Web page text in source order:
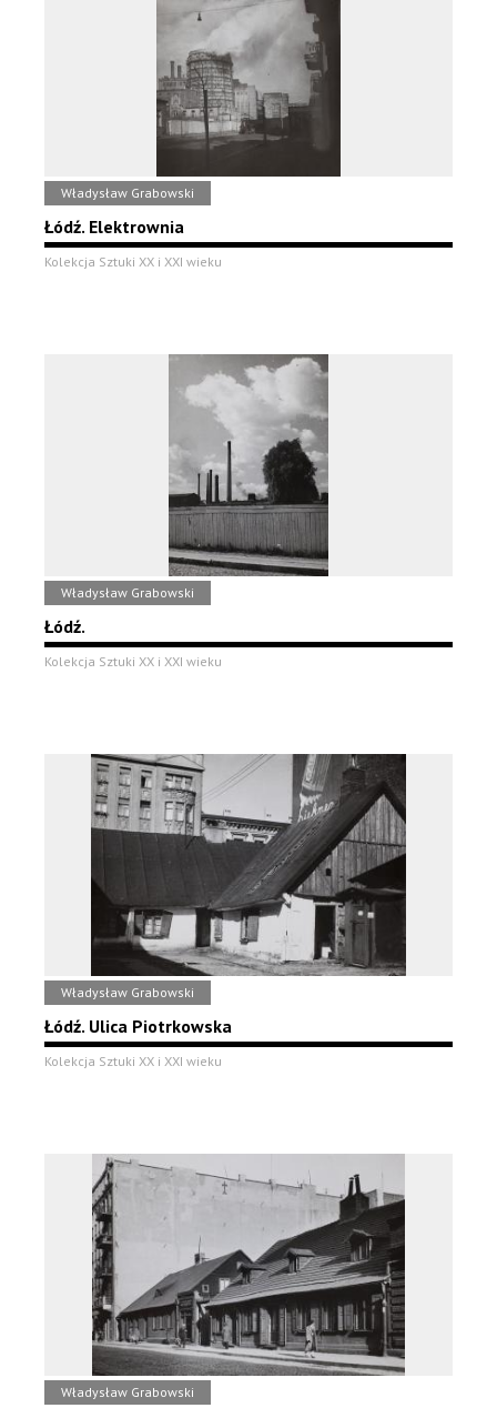
Władysław Grabowski
Łódź. Elektrownia
Kolekcja Sztuki XX i XXI wieku
Władysław Grabowski
Łódź.
Kolekcja Sztuki XX i XXI wieku
Władysław Grabowski
Łódź. Ulica Piotrkowska
Kolekcja Sztuki XX i XXI wieku
Władysław Grabowski